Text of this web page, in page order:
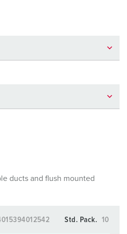
ducts and flush mounted
Std. Pack. 10